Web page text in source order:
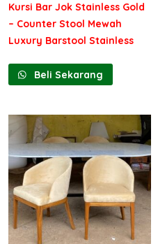
Kursi Bar Jok Stainless Gold
– Counter Stool Mewah
Luxury Barstool Stainless
Beli Sekarang